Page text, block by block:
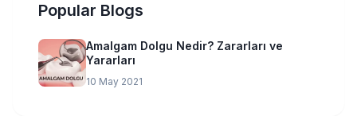
Popular Blogs
Amalgam Dolgu Nedir? Zararları ve
Yararları
10 May 2021